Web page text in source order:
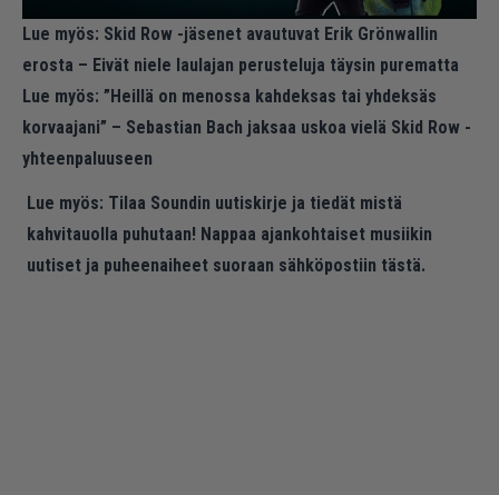
Lue myös: Skid Row -jäsenet avautuvat Erik Grönwallin
erosta – Eivät niele laulajan perusteluja täysin purematta
Lue myös: ”Heillä on menossa kahdeksas tai yhdeksäs
korvaajani” – Sebastian Bach jaksaa uskoa vielä Skid Row -
yhteenpaluuseen
Lue myös: Tilaa Soundin uutiskirje ja tiedät mistä
kahvitauolla puhutaan! Nappaa ajankohtaiset musiikin
uutiset ja puheenaiheet suoraan sähköpostiin tästä.